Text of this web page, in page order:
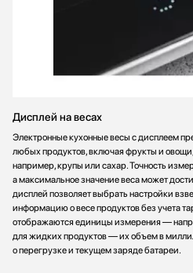
Дисплей на весах
Электронные кухонные весы с дисплеем
любых продуктов, включая фрукты и
например, крупы или сахар. Точность
а максимальное значение веса может
дисплей позволяет выбрать настройки
информацию о весе продуктов без учета
отображаются единицы измерения —
для жидких продуктов — их объем в
о перегрузке и текущем заряде батареи.